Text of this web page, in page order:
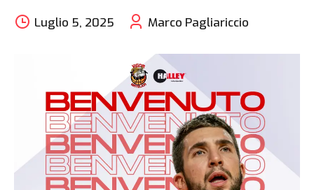
Luglio 5, 2025 Marco Pagliariccio